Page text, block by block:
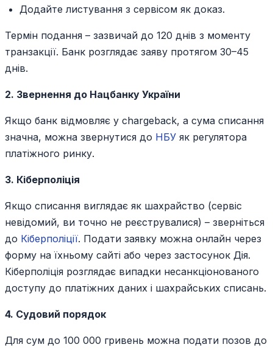
Додайте листування з сервісом як доказ.
Термін подання – зазвичай до 120 днів з моменту
транзакції. Банк розглядає заяву протягом 30–45
днів.
2. Звернення до Нацбанку України
Якщо банк відмовляє у chargeback, а сума списання
значна, можна звернутися до НБУ як регулятора
платіжного ринку.
3. Кіберполіція
Якщо списання виглядає як шахрайство (сервіс
невідомий, ви точно не реєструвалися) – зверніться
до Кіберполіції. Подати заявку можна онлайн через
форму на їхньому сайті або через застосунок Дія.
Кіберполіція розглядає випадки несанкціонованого
доступу до платіжних даних і шахрайських списань.
4. Судовий порядок
Для сум до 100 000 гривень можна подати позов до